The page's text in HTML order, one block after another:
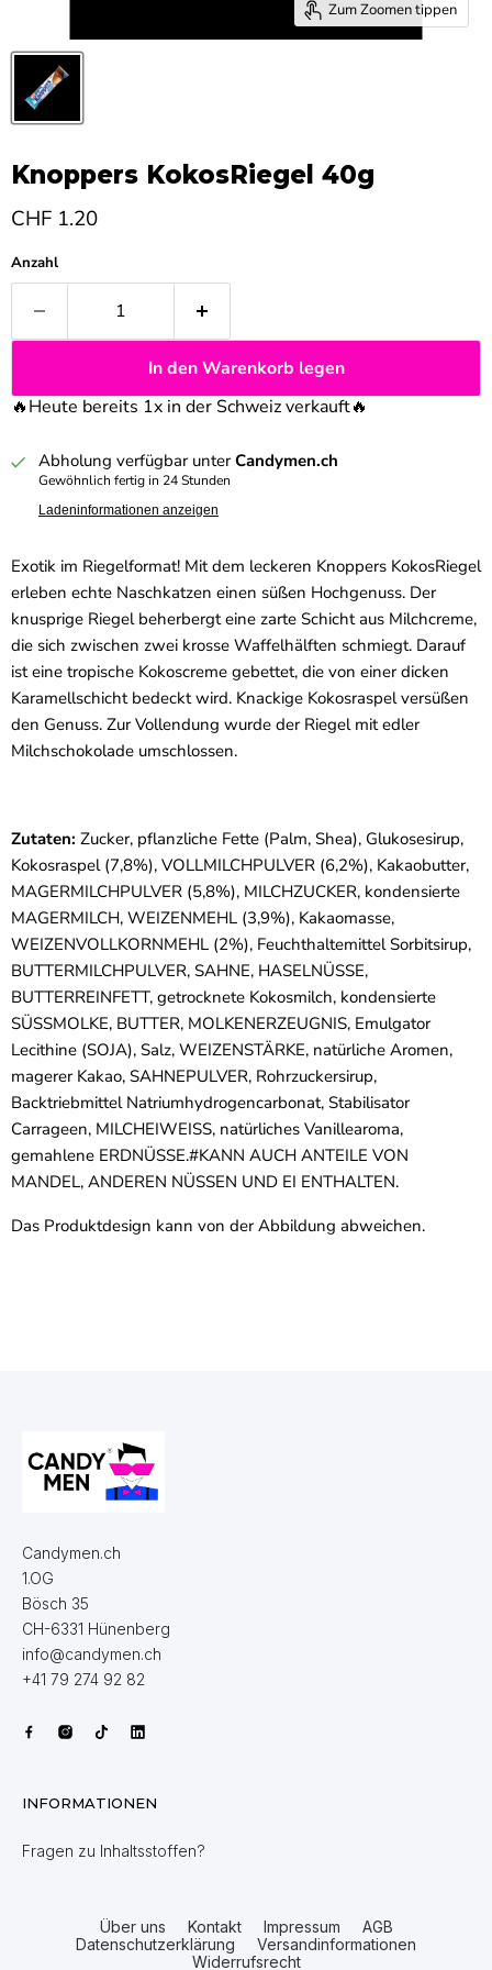
Zum Zoomen tippen
Knoppers KokosRiegel 40g
Aktueller Preis
CHF 1.20
Anzahl
In den Warenkorb legen
🔥Heute bereits 1x in der Schweiz verkauft🔥
Abholung verfügbar unterCandymen.ch
Gewöhnlich fertig in 24 Stunden
Ladeninformationen anzeigen
Exotik im Riegelformat! Mit dem leckeren Knoppers KokosRiegel
erleben echte Naschkatzen einen süßen Hochgenuss. Der
knusprige Riegel beherbergt eine zarte Schicht aus Milchcreme,
die sich zwischen zwei krosse Waffelhälften schmiegt. Darauf
ist eine tropische Kokoscreme gebettet, die von einer dicken
Karamellschicht bedeckt wird. Knackige Kokosraspel versüßen
den Genuss. Zur Vollendung wurde der Riegel mit edler
Milchschokolade umschlossen.
Zutaten: Zucker, pflanzliche Fette (Palm, Shea), Glukosesirup,
Kokosraspel (7,8%), VOLLMILCHPULVER (6,2%), Kakaobutter,
MAGERMILCHPULVER (5,8%), MILCHZUCKER, kondensierte
MAGERMILCH, WEIZENMEHL (3,9%), Kakaomasse,
WEIZENVOLLKORNMEHL (2%), Feuchthaltemittel Sorbitsirup,
BUTTERMILCHPULVER, SAHNE, HASELNÜSSE,
BUTTERREINFETT, getrocknete Kokosmilch, kondensierte
SÜSSMOLKE, BUTTER, MOLKENERZEUGNIS, Emulgator
Lecithine (SOJA), Salz, WEIZENSTÄRKE, natürliche Aromen,
magerer Kakao, SAHNEPULVER, Rohrzuckersirup,
Backtriebmittel Natriumhydrogencarbonat, Stabilisator
Carrageen, MILCHEIWEISS, natürliches Vanillearoma,
gemahlene ERDNÜSSE.#KANN AUCH ANTEILE VON
MANDEL, ANDEREN NÜSSEN UND EI ENTHALTEN.
Das Produktdesign kann von der Abbildung abweichen.
Candymen.ch
1.OG
Bösch 35
CH-6331 Hünenberg
info@candymen.ch
+41 79 274 92 82
INFORMATIONEN
Fragen zu Inhaltsstoffen?
Über uns Kontakt Impressum
AGB
Datenschutzerklärung
Versandinformationen
Widerrufsrecht